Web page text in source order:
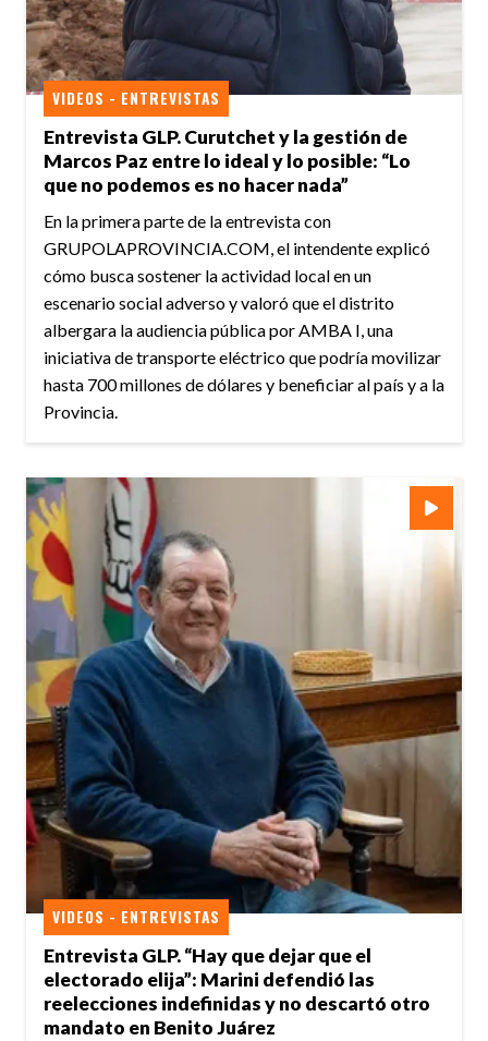
Entrevista GLP. Curutchet y la gestión de
Marcos Paz entre lo ideal y lo posible: “Lo
que no podemos es no hacer nada”
VIDEOS - ENTREVISTAS
En la primera parte de la entrevista con
GRUPOLAPROVINCIA.COM, el intendente explicó
cómo busca sostener la actividad local en un
escenario social adverso y valoró que el distrito
albergara la audiencia pública por AMBA I, una
iniciativa de transporte eléctrico que podría movilizar
hasta 700 millones de dólares y beneficiar al país y a la
Provincia.
Entrevista GLP. “Hay que dejar que el
electorado elija”: Marini defendió las
reelecciones indefinidas y no descartó otro
mandato en Benito Juárez
VIDEOS - ENTREVISTAS